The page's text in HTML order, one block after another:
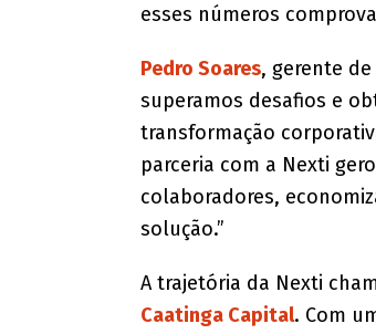
esses números
Pedro Soares, gerente de
superamos desafios e
transformação
parceria com a Nexti
colaboradores,
solução.”
A trajetória da Nexti
Caatinga Capital. Com